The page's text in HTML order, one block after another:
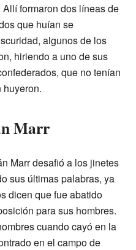
formaron dos líneas de
que huían se
algunos de los
hiriendo a uno de sus
que no tenían
huyeron.
Marr
Marr desafió a los jinetes
sus últimas palabras, ya
dicen que fue abatido
para sus hombres.
cuando cayó en la
en el campo de